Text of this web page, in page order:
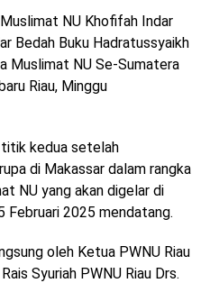
NU Khofifah Indar
Bedah Buku Hadratussyaikh
Muslimat NU Se-Sumatera
Riau, Minggu
titik kedua setelah
di Makassar dalam rangka
NU yang akan digelar di
Februari 2025 mendatang.
oleh Ketua PWNU Riau
Syuriah PWNU Riau Drs.